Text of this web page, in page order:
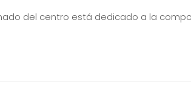
del centro está dedicado a la